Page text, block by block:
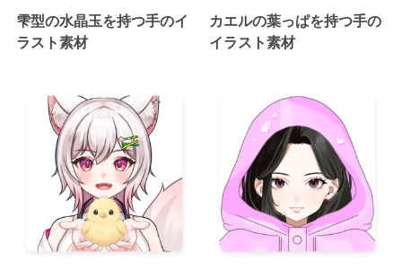
雫型の水晶玉を持つ手のイ
ラスト素材
カエルの葉っぱを持つ手の
イラスト素材